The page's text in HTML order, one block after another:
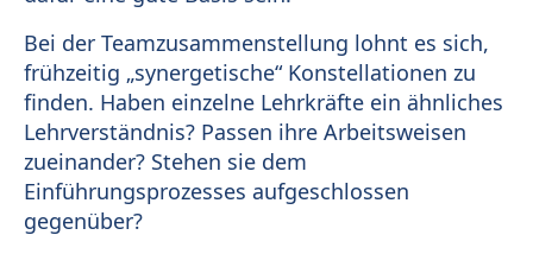
Bei der Teamzusammenstellung lohnt es sich,
frühzeitig „synergetische“ Konstellationen zu
finden. Haben einzelne Lehrkräfte ein ähnliches
Lehrverständnis? Passen ihre Arbeitsweisen
zueinander? Stehen sie dem
Einführungsprozesses aufgeschlossen
gegenüber?